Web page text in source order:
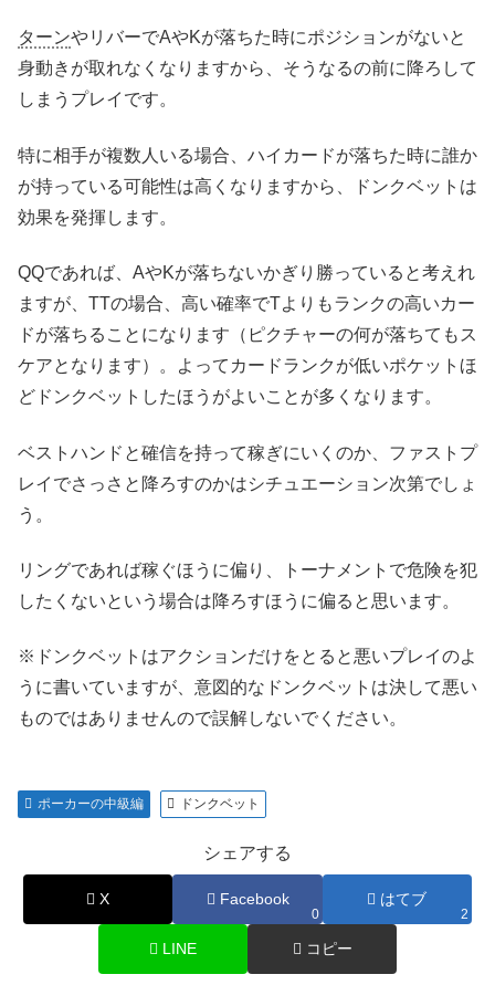
ターンやリバーでAやKが落ちた時にポジションがないと
身動きが取れなくなりますから、そうなるの前に降ろして
しまうプレイです。
特に相手が複数人いる場合、ハイカードが落ちた時に誰か
が持っている可能性は高くなりますから、ドンクベットは
効果を発揮します。
QQであれば、AやKが落ちないかぎり勝っていると考えれ
ますが、TTの場合、高い確率でTよりもランクの高いカー
ドが落ちることになります（ピクチャーの何が落ちてもス
ケアとなります）。よってカードランクが低いポケットほ
どドンクベットしたほうがよいことが多くなります。
ベストハンドと確信を持って稼ぎにいくのか、ファストプ
レイでさっさと降ろすのかはシチュエーション次第でしょ
う。
リングであれば稼ぐほうに偏り、トーナメントで危険を犯
したくないという場合は降ろすほうに偏ると思います。
※ドンクベットはアクションだけをとると悪いプレイのよ
うに書いていますが、意図的なドンクベットは決して悪い
ものではありませんので誤解しないでください。
ポーカーの中級編 ドンクベット
シェアする
X Facebook
0
はてブ
2
LINE コピー